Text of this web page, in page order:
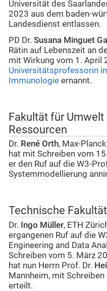
Universität des
2023 aus dem baden-
Landesdienst entlassen.
PD Dr. Susana Minguet
Rätin auf Lebenszeit an
mit Wirkung vom 1. April
Universitätsprofessorin
Immunologie ernannt.
Fakultät für
Ressourcen
Dr. René Orth, Max-
hat mit Schreiben vom
er den Ruf auf die W3-
Systemmodellierung
Technische Fakultät
Dr. Ingo Müller, ETH
ergangenen Ruf auf die
Engineering and Data
Schreiben vom 5. März
hat nun Herrn Prof. Dr.
Mannheim, mit
erteilt.